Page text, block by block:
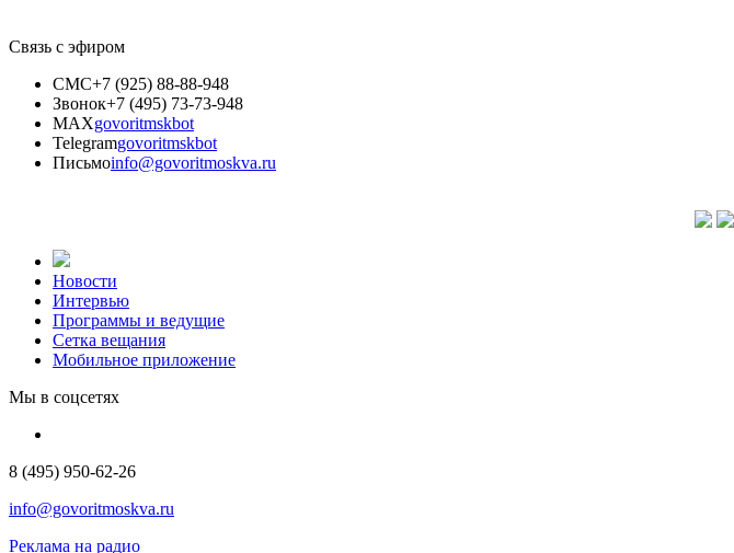
Связь с эфиром
СМС+7 (925) 88-88-948
Звонок+7 (495) 73-73-948
MAXgovoritmskbot
Telegramgovoritmskbot
Письмоinfo@govoritmoskva.ru
Новости
Интервью
Программы и ведущие
Сетка вещания
Мобильное приложение
Мы в соцсетях
8 (495) 950-62-26
info@govoritmoskva.ru
Реклама на радио